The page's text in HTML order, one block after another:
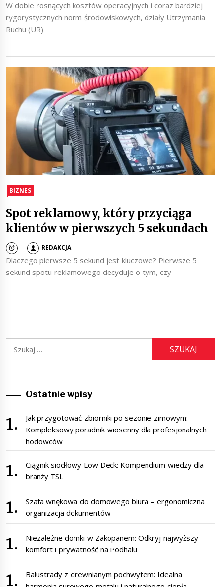
W dobie rosnących kosztów operacyjnych i coraz bardziej
rygorystycznych norm środowiskowych, działy Utrzymania
Ruchu (UR)
BIZNES
Spot reklamowy, który przyciąga
klientów w pierwszych 5 sekundach
REDAKCJA
Dlaczego pierwsze 5 sekund jest kluczowe? Pierwsze 5
sekund spotu reklamowego decyduje o tym, czy
Szukaj:
Ostatnie wpisy
Jak przygotować zbiorniki po sezonie zimowym:
Kompleksowy poradnik wiosenny dla profesjonalnych
hodowców
Ciągnik siodłowy Low Deck: Kompendium wiedzy dla
branży TSL
Szafa wnękowa do domowego biura – ergonomiczna
organizacja dokumentów
Niezależne domki w Zakopanem: Odkryj najwyższy
komfort i prywatność na Podhalu
Balustrady z drewnianym pochwytem: Idealna